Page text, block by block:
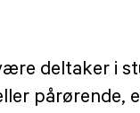
deltaker i
pårørende,